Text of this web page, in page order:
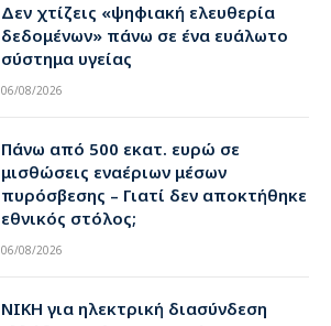
Δεν χτίζεις «ψηφιακή ελευθερία
δεδομένων» πάνω σε ένα ευάλωτο
σύστημα υγείας
06/08/2026
Πάνω από 500 εκατ. ευρώ σε
μισθώσεις εναέριων μέσων
πυρόσβεσης – Γιατί δεν αποκτήθηκε
εθνικός στόλος;
06/08/2026
ΝΙΚΗ για ηλεκτρική διασύνδεση